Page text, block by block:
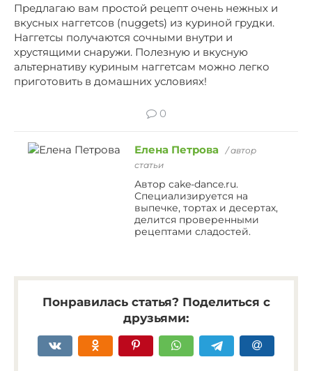
Предлагаю вам простой рецепт очень нежных и
вкусных наггетсов (nuggets) из куриной грудки.
Наггетсы получаются сочными внутри и
хрустящими снаружи. Полезную и вкусную
альтернативу куриным наггетсам можно легко
приготовить в домашних условиях!
0
Елена Петрова
/ автор
статьи
Автор cake-dance.ru.
Специализируется на
выпечке, тортах и десертах,
делится проверенными
рецептами сладостей.
Понравилась статья? Поделиться с
друзьями: